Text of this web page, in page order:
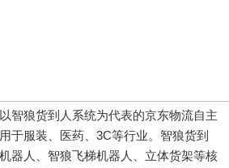
狼货到人系统为代表的京东物流自主
于服装、医药、3C等行业。智狼货到
器人、智狼飞梯机器人、立体货架等核